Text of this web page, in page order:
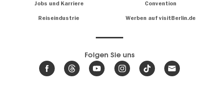
Jobs und Karriere Convention
Reiseindustrie Werben auf visitBerlin.de
für Sie da.
Tickets
Wir haben den
Insidertipps
Folgen Sie uns